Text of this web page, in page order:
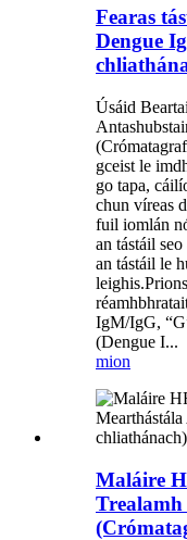
Fearas
Dengue
Úsáid
gceist le
go tapa,
chun víreas
fuil iomlán
an tástáil
an tástáil le
IgM/IgG,
(Dengue I...
mion
Maláire